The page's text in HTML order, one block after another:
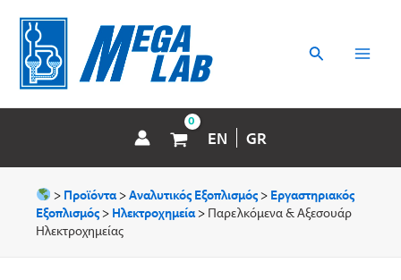
περιεχόμενο
Αναζήτηση
EN GR
> Προϊόντα>Αναλυτικός Εξοπλισμός> Εργαστηριακός
Εξοπλισμός> Ηλεκτροχημεία> Παρελκόμενα & Aξεσουάρ
Hλεκτροχημείας